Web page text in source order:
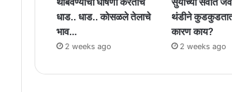
धाड.. धाड.. कोसळले तेलाचे
भाव…
2 weeks ago
थंडीने
कारण काय?
2 weeks ago